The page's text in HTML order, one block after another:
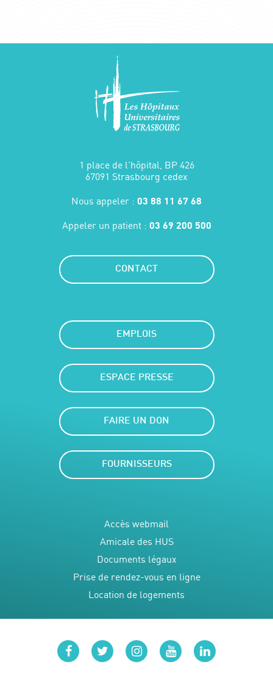
1 place de l'hôpital, BP 426
67091 Strasbourg cedex
Nous appeler : 03 88 11 67 68
Appeler un patient : 03 69 200 500
CONTACT
EMPLOIS
ESPACE PRESSE
FAIRE UN DON
FOURNISSEURS
Accès webmail
Amicale des HUS
Documents légaux
Prise de rendez-vous en ligne
Location de logements
facebooktwitterinstagram
youtubelinkedin